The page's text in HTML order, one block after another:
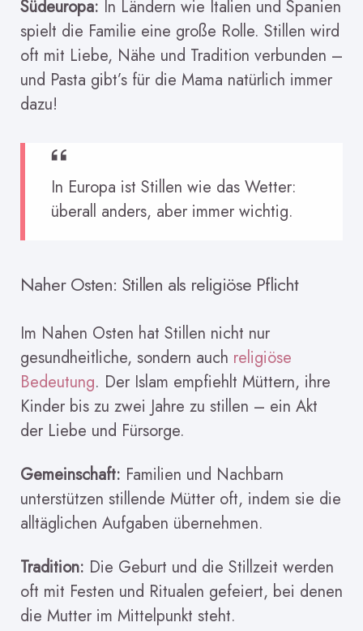
Südeuropa: In Ländern wie Italien und Spanien
spielt die Familie eine große Rolle. Stillen wird
oft mit Liebe, Nähe und Tradition verbunden –
und Pasta gibt’s für die Mama natürlich immer
dazu!
In Europa ist Stillen wie das Wetter:
überall anders, aber immer wichtig.
Naher Osten: Stillen als religiöse Pflicht
Im Nahen Osten hat Stillen nicht nur
gesundheitliche, sondern auch religiöse
Bedeutung. Der Islam empfiehlt Müttern, ihre
Kinder bis zu zwei Jahre zu stillen – ein Akt
der Liebe und Fürsorge.
Gemeinschaft: Familien und Nachbarn
unterstützen stillende Mütter oft, indem sie die
alltäglichen Aufgaben übernehmen.
Tradition: Die Geburt und die Stillzeit werden
oft mit Festen und Ritualen gefeiert, bei denen
die Mutter im Mittelpunkt steht.